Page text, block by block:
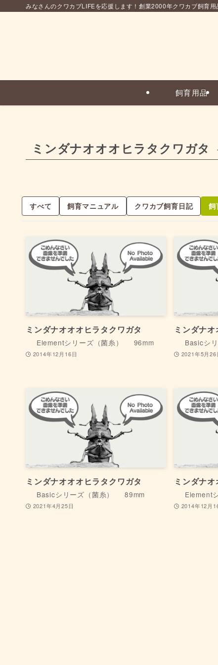
みなさんのクワカブLIFEを応援します！創業2000年クワカブ飼育用
飼育用品
ミンダナオオオヒラタクワガタ
すべて 飼育マニュアル クワカブ飼育日記 飼
ミンダナオオオヒラタクワガタ
Elementシリーズ（菌糸） 96mm
2014年12月16日
ミンダナ
Basicシ
2021年5月26
ミンダナオオオヒラタクワガタ
Basicシリーズ（菌糸） 89mm
2021年4月25日
ミンダナ
Element
2014年12月